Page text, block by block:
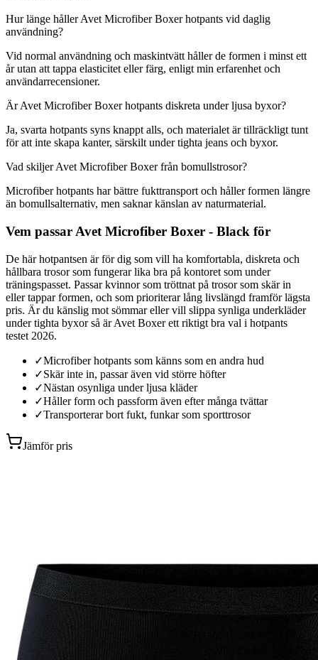
Hur länge håller Avet Microfiber Boxer hotpants vid daglig
användning?
Vid normal användning och maskintvätt håller de formen i minst ett
år utan att tappa elasticitet eller färg, enligt min erfarenhet och
användarrecensioner.
Är Avet Microfiber Boxer hotpants diskreta under ljusa byxor?
Ja, svarta hotpants syns knappt alls, och materialet är tillräckligt tunt
för att inte skapa kanter, särskilt under tighta jeans och byxor.
Vad skiljer Avet Microfiber Boxer från bomullstrosor?
Microfiber hotpants har bättre fukttransport och håller formen längre
än bomullsalternativ, men saknar känslan av naturmaterial.
Vem passar Avet Microfiber Boxer - Black för
De här hotpantsen är för dig som vill ha komfortabla, diskreta och
hållbara trosor som fungerar lika bra på kontoret som under
träningspasset. Passar kvinnor som tröttnat på trosor som skär in
eller tappar formen, och som prioriterar lång livslängd framför lägsta
pris. Är du känslig mot sömmar eller vill slippa synliga underkläder
under tighta byxor så är Avet Boxer ett riktigt bra val i hotpants
testet 2026.
✓Microfiber hotpants som känns som en andra hud
✓Skär inte in, passar även vid större höfter
✓Nästan osynliga under ljusa kläder
✓Håller form och passform även efter många tvättar
✓Transporterar bort fukt, funkar som sporttrosor
Jämför pris